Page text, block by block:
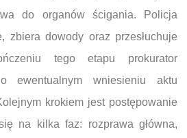
do organów ścigania. Policja
zbiera dowody oraz przesłuchuje
tego etapu prokurator
ewentualnym wniesieniu aktu
krokiem jest postępowanie
na kilka faz: rozprawa główna,